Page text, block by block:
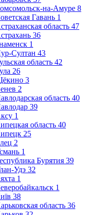
на-Амуре 8
Гавань 1
область 47
36
1
Султан 43
область 42
26
3
2
область 40
39
1
область 40
25
2
1
Бурятия 39
Удэ 32
1
1
38
область 36